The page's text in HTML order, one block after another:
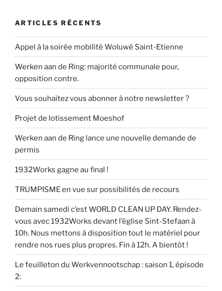
ARTICLES RÉCENTS
Appel à la soirée mobilité Woluwé Saint-Etienne
Werken aan de Ring: majorité communale pour,
opposition contre.
Vous souhaitez vous abonner à notre newsletter ?
Projet de lotissement Moeshof
Werken aan de Ring lance une nouvelle demande de
permis
1932Works gagne au final !
TRUMPISME en vue sur possibilités de recours
Demain samedi c’est WORLD CLEAN UP DAY. Rendez-
vous avec 1932Works devant l’église Sint-Stefaan à
10h. Nous mettons à disposition tout le matériel pour
rendre nos rues plus propres. Fin à 12h. A bientôt !
Le feuilleton du Werkvennootschap : saison 1, épisode
2: